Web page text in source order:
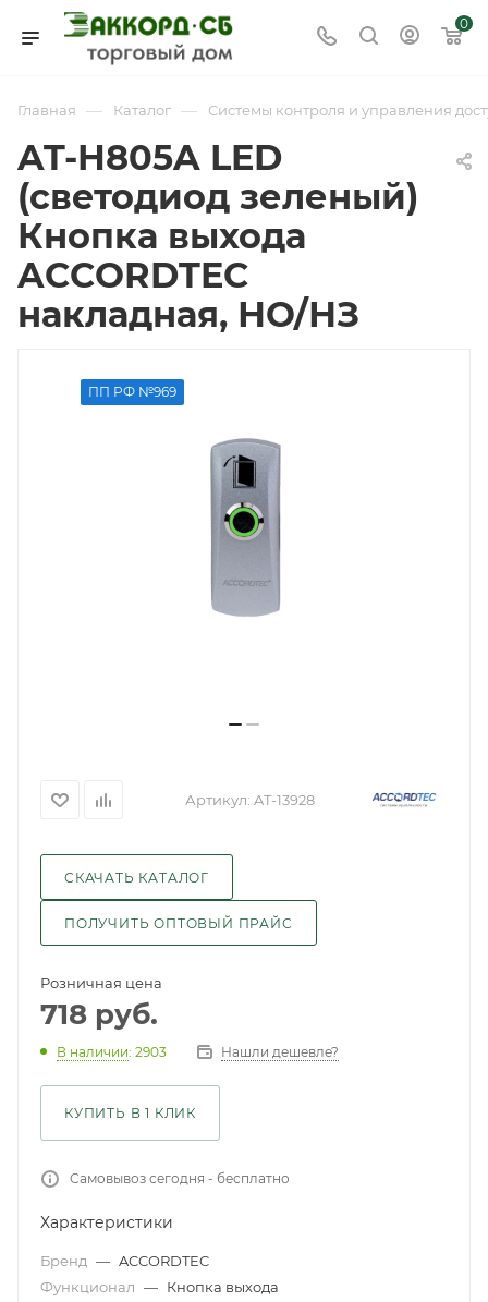
0
Главная — Каталог — Системы контроля и управления
AT-H805A LED
(светодиод зеленый)
Кнопка выхода
ACCORDTEC
накладная, НО/НЗ
ПП РФ №969
Артикул: AT-13928
СКАЧАТЬ КАТАЛОГ
ПОЛУЧИТЬ ОПТОВЫЙ ПРАЙС
Розничная цена
718 руб.
В наличии: 2903 Нашли дешевле?
КУПИТЬ В 1 КЛИК
Самовывоз сегодня - бесплатно
Характеристики
Бренд — ACCORDTEC
Функционал — Кнопка выхода